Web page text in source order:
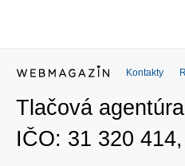
Kontakty
Tlačová
IČO: 31 320